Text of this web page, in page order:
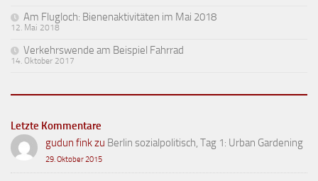
Am Flugloch: Bienenaktivitäten im Mai 2018
12. Mai 2018
Verkehrswende am Beispiel Fahrrad
14. Oktober 2017
Letzte Kommentare
gudun finkzu Berlin sozialpolitisch, Tag 1: Urban Gardening
29. Oktober 2015